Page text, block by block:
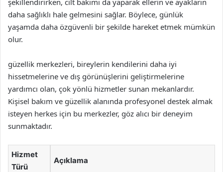
daha sağlıklı hale gelmesini sağlar. Böylece, günlük
yaşamda daha özgüvenli bir şekilde hareket etmek mümkün
olur.
güzellik merkezleri, bireylerin kendilerini daha iyi
hissetmelerine ve dış görünüşlerini geliştirmelerine
yardımcı olan, çok yönlü hizmetler sunan mekanlardır.
Kişisel bakım ve güzellik alanında profesyonel destek almak
isteyen herkes için bu merkezler, göz alıcı bir deneyim
sunmaktadır.
Hizmet
Türü
Açıklama